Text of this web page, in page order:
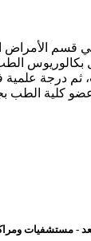
قسم الأمراض
بكالوريوس
ثم درجة علمية
كلية الطب
- مستشفيات